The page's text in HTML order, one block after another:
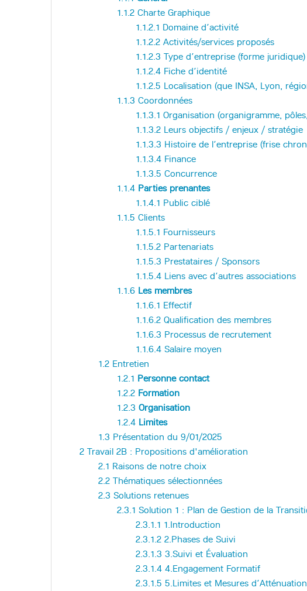
1.1.2 Charte Graphique
1.1.2.1 Domaine d’activité
1.1.2.2 Activités/services proposés
1.1.2.3 Type d’entreprise (forme juridique)
1.1.2.4 Fiche d’identité
1.1.2.5 Localisation (que INSA, Lyon,
1.1.3 Coordonnées
1.1.3.1 Organisation (organigramme,
1.1.3.2 Leurs objectifs / enjeux / stratégie
1.1.3.3 Histoire de l’entreprise (frise
1.1.3.4 Finance
1.1.3.5 Concurrence
1.1.4 Parties prenantes
1.1.4.1 Public ciblé
1.1.5 Clients
1.1.5.1 Fournisseurs
1.1.5.2 Partenariats
1.1.5.3 Prestataires / Sponsors
1.1.5.4 Liens avec d’autres associations
1.1.6 Les membres
1.1.6.1 Effectif
1.1.6.2 Qualification des membres
1.1.6.3 Processus de recrutement
1.1.6.4 Salaire moyen
1.2 Entretien
1.2.1 Personne contact
1.2.2 Formation
1.2.3 Organisation
1.2.4 Limites
1.3 Présentation du 9/01/2025
2 Travail 2B : Propositions d'amélioration
2.1 Raisons de notre choix
2.2 Thématiques sélectionnées
2.3 Solutions retenues
2.3.1 Solution 1 : Plan de Gestion de la
2.3.1.1 1.Introduction
2.3.1.2 2.Phases de Suivi
2.3.1.3 3.Suivi et Évaluation
2.3.1.4 4.Engagement Formatif
2.3.1.5 5.Limites et Mesures d’Atténuation